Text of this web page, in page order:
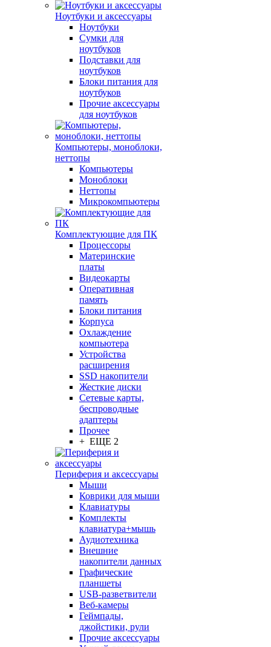
Ноутбуки и аксессуары
Ноутбуки
Сумки для
ноутбуков
Подставки для
ноутбуков
Блоки питания для
ноутбуков
Прочие аксессуары
для ноутбуков
Компьютеры, моноблоки,
неттопы
Компьютеры
Моноблоки
Неттопы
Микрокомпьютеры
Комплектующие для ПК
Процессоры
Материнские
платы
Видеокарты
Оперативная
память
Блоки питания
Корпуса
Охлаждение
компьютера
Устройства
расширения
SSD накопители
Жесткие диски
Сетевые карты,
беспроводные
адаптеры
Прочее
+ ЕЩЕ 2
Периферия и аксессуары
Мыши
Коврики для мыши
Клавиатуры
Комплекты
клавиатура+мышь
Аудиотехника
Внешние
накопители данных
Графические
планшеты
USB-разветвители
Веб-камеры
Геймпады,
джойстики, рули
Прочие аксессуары